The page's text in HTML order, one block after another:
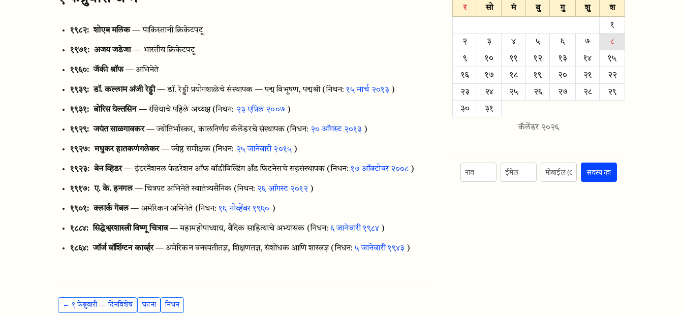
१९८२: शोएब मलिक — पाकिस्तानी क्रिकेटपटू
१९७१: अजय जडेजा — भारतीय क्रिकेटपटू
१९६०: जॅकी श्रॉफ — अभिनेते
१९३९: डॉ. कल्लाम अंजी रेड्डी — डॉ. रेड्डी प्रयोगशाळेचे संस्थापक — पद्म विभूषण, पद्मश्री (निधन:१५ मार्च २०१३ )
१९३१: बोरिस येल्तसिन — रशियाचे पहिले अध्यक्ष (निधन: २३ एप्रिल २००७ )
१९२९: जयंत साळगावकर — ज्योतिर्भास्कर, कालनिर्णय कॅलेंडरचे संस्थापक (निधन: २० ऑगस्ट २०१३ )
१९२७: मधुकर हातकणंगलेकर — ज्येष्ठ समीक्षक (निधन: २५ जानेवारी २०१५ )
१९२३: बेन व्हिडर — इंटरनॅशनल फेडरेशन ऑफ बॉडीबिल्डिंग अँड फिटनेसचे सहसंस्थापक (निधन:१७ ऑक्टोबर २००८ )
१९१७: ए. के. हनगल — चित्रपट अभिनेते स्वातंत्र्यसैनिक (निधन: २६ ऑगस्ट २०१२ )
१९०१: क्लार्क गेबल — अमेरिकन अभिनेते (निधन:१६ नोव्हेंबर १९६० )
१८८४: सिद्धेश्वरशास्त्री विष्णू चित्राव — महामहोपाध्याय, वैदिक साहित्याचे अभ्यासक (निधन:६ जानेवारी १९८४ )
१८६४: जॉर्ज वॉशिंग्टन कार्व्हर — अमेरिकन वनस्पतीतज्ञ, शिक्षणतज्ञ, संशोधक आणि शास्त्रज्ञ (निधन:५ जानेवारी १९४३ )
← १ फेब्रुवारी — दिनविशेष घटना निधन
र सो मं बु गु शु श
१
२ ३ ४ ५ ६ ७ ८
९ १० ११ १२ १३ १४ १५
१६ १७ १८ १९ २० २१ २२
२३ २४ २५ २६ २७ २८ २९
३० ३१
कॅलेंडर २०२६
सदस्य व्हा